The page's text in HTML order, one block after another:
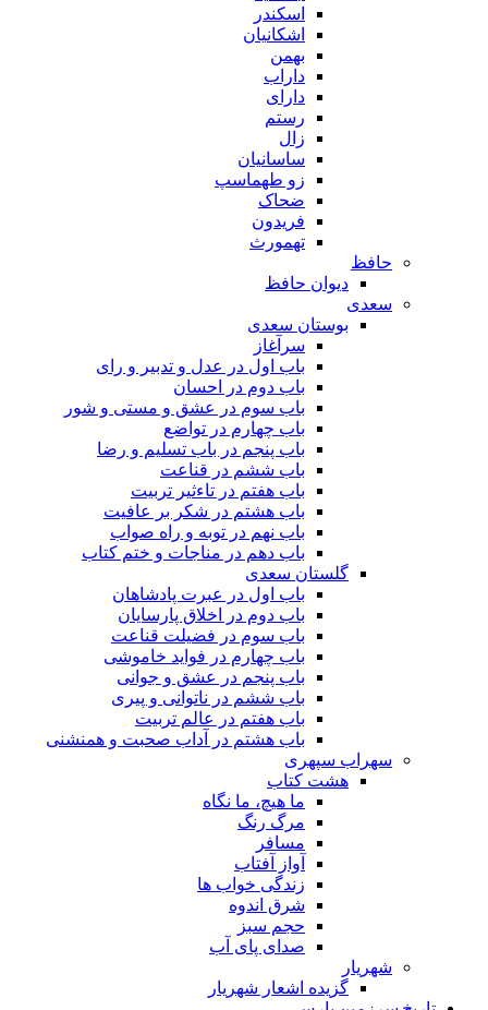
اسکندر
اشکانیان
بهمن
داراب
دارای
رستم
زال
ساسانیان
زو طهماسپ‏
ضحاک
فریدون
تهمورث
حافظ
دیوان حافظ
سعدی
بوستان سعدی
سرآغاز
باب اول در عدل و تدبیر و رای
باب دوم در احسان
باب سوم در عشق و مستی و شور
باب چهارم در تواضع
باب پنجم در باب تسلیم و رضا
باب ششم در قناعت
باب هفتم در تاءثیر تربیت
باب هشتم در شکر بر عافیت
باب نهم در توبه و راه صواب
باب دهم در مناجات و ختم کتاب
گلستان سعدی
باب اول در عبرت پادشاهان
باب دوم در اخلاق پارسایان
باب سوم در فضیلت قناعت
باب چهارم در فواید خاموشى
باب پنجم در عشق و جوانى
باب ششم در ناتوانى و پیرى
باب هفتم در عالم تربیت
باب هشتم در آداب صحبت و همنشنى
سهراب سپهری
هشت کتاب
ما هیچ، ما نگاه
مرگ رنگ
مسافر
آواز آفتاب
زندگی خواب ها
شرق اندوه
حجم سبز
صدای پای آب
شهریار
گزیده اشعار شهریار